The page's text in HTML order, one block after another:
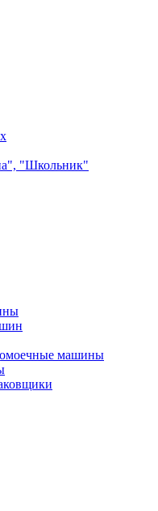
"Школьник"
машины